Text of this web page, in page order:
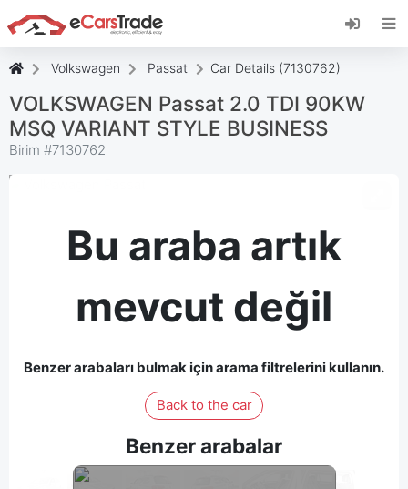
eCarsTrade web uygulamasını yükleyin, Ana
Ekranınıza ekleyin ve anında güncellemeler alın.
Düzenlemek
İptal etmek
Volkswagen Passat Car Details (7130762)
VOLKSWAGEN Passat 2.0 TDI 90KW
MSQ VARIANT STYLE BUSINESS
Birim #7130762
Bu araba artık
mevcut değil
Benzer arabaları bulmak için arama filtrelerini kullanın.
Back to the car
Benzer arabalar